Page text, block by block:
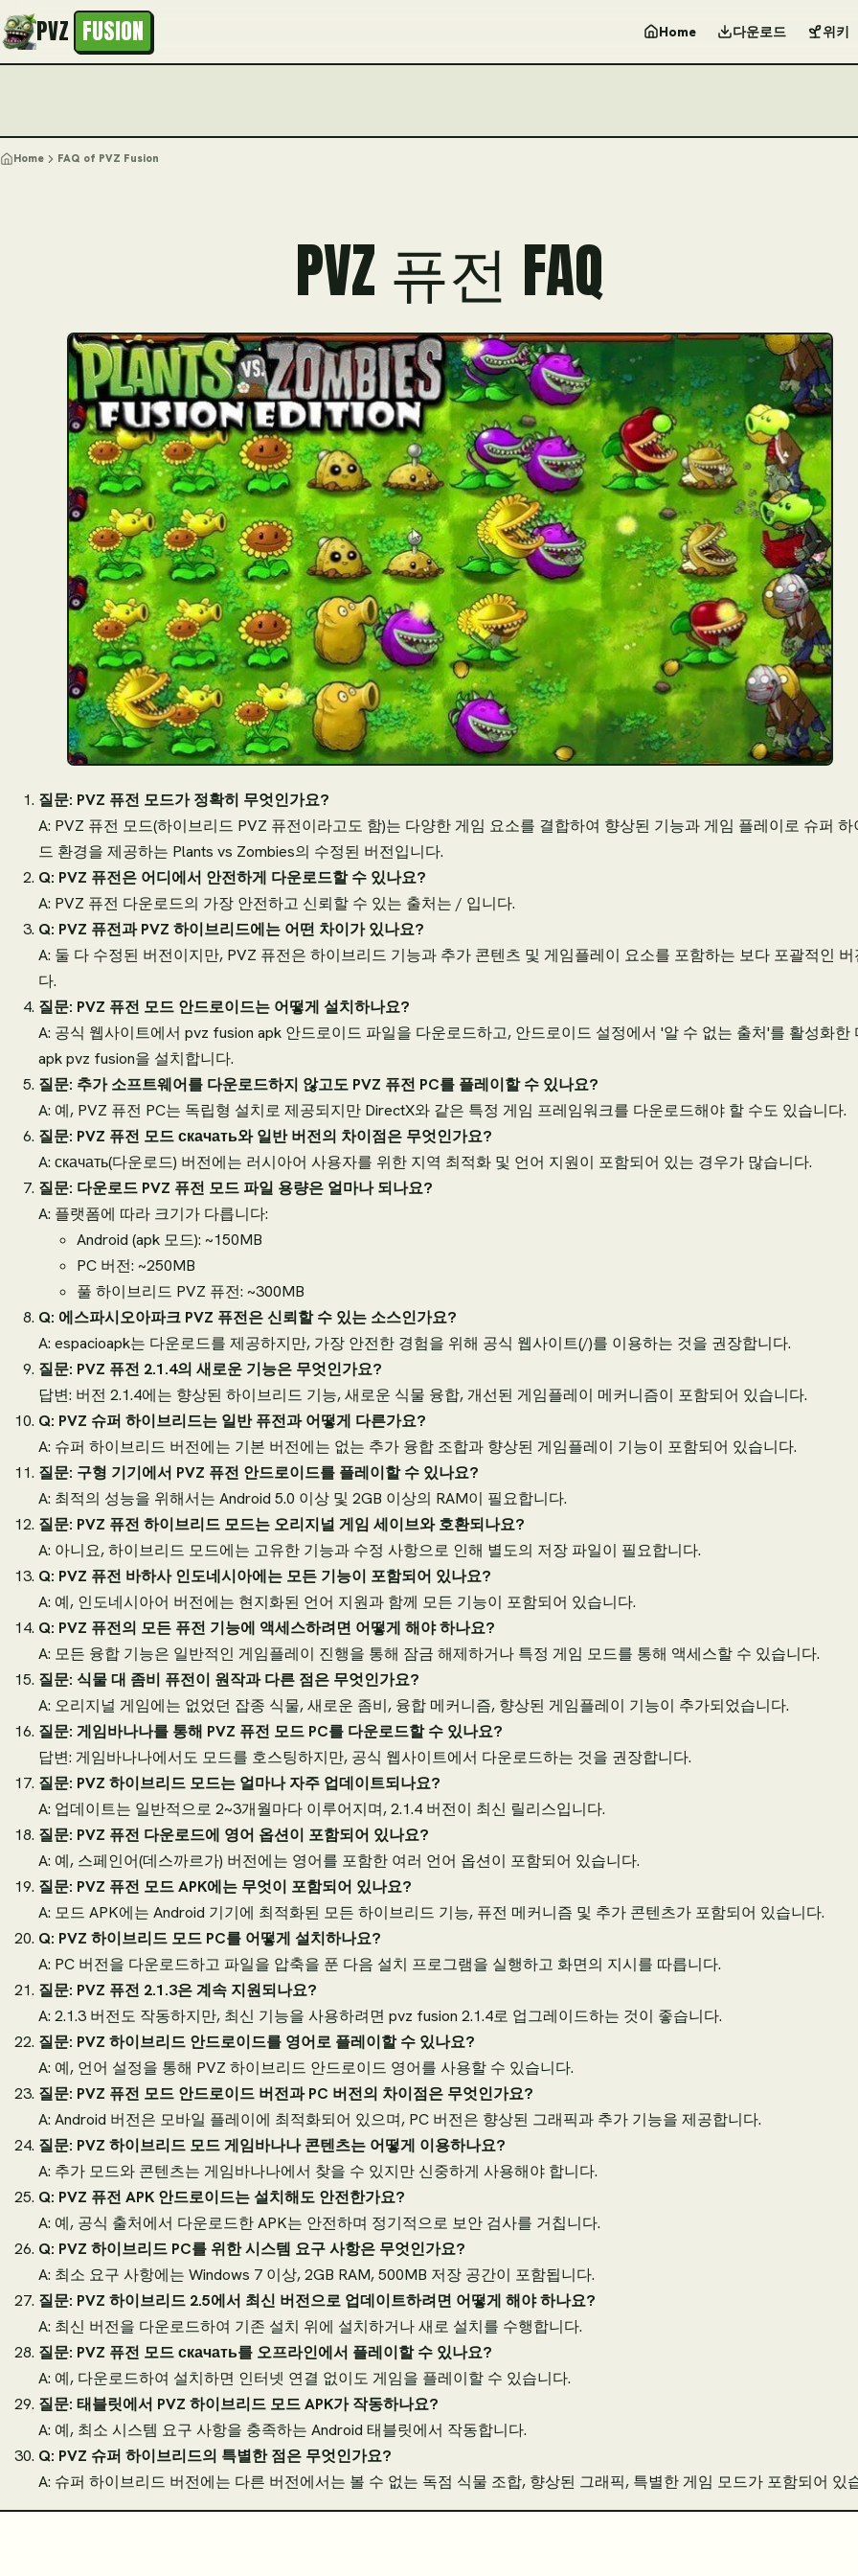
PVZ FUSION Home 다운로드 위키
Home FAQ of PVZ Fusion
PVZ 퓨전 FAQ
질문: PVZ 퓨전 모드가 정확히 무엇인가요?
A: PVZ 퓨전 모드(하이브리드 PVZ 퓨전이라고도 함)는 다양한 게임 요소를 결합하여 향상된 기능과 게임 플레이로 슈퍼
드 환경을 제공하는 Plants vs Zombies의 수정된 버전입니다.
Q: PVZ 퓨전은 어디에서 안전하게 다운로드할 수 있나요?
A: PVZ 퓨전 다운로드의 가장 안전하고 신뢰할 수 있는 출처는 / 입니다.
Q: PVZ 퓨전과 PVZ 하이브리드에는 어떤 차이가 있나요?
A: 둘 다 수정된 버전이지만, PVZ 퓨전은 하이브리드 기능과 추가 콘텐츠 및 게임플레이 요소를 포함하는 보다 포괄적인
다.
질문: PVZ 퓨전 모드 안드로이드는 어떻게 설치하나요?
A: 공식 웹사이트에서 pvz fusion apk 안드로이드 파일을 다운로드하고, 안드로이드 설정에서 '알 수 없는 출처'를 활성화한
apk pvz fusion을 설치합니다.
질문: 추가 소프트웨어를 다운로드하지 않고도 PVZ 퓨전 PC를 플레이할 수 있나요?
A: 예, PVZ 퓨전 PC는 독립형 설치로 제공되지만 DirectX와 같은 특정 게임 프레임워크를 다운로드해야 할 수도 있습니다.
질문: PVZ 퓨전 모드 скачать와 일반 버전의 차이점은 무엇인가요?
A: скачать(다운로드) 버전에는 러시아어 사용자를 위한 지역 최적화 및 언어 지원이 포함되어 있는 경우가 많습니다.
질문: 다운로드 PVZ 퓨전 모드 파일 용량은 얼마나 되나요?
A: 플랫폼에 따라 크기가 다릅니다:
Android (apk 모드): ~150MB
PC 버전: ~250MB
풀 하이브리드 PVZ 퓨전: ~300MB
Q: 에스파시오아파크 PVZ 퓨전은 신뢰할 수 있는 소스인가요?
A: espacioapk는 다운로드를 제공하지만, 가장 안전한 경험을 위해 공식 웹사이트(/)를 이용하는 것을 권장합니다.
질문: PVZ 퓨전 2.1.4의 새로운 기능은 무엇인가요?
답변: 버전 2.1.4에는 향상된 하이브리드 기능, 새로운 식물 융합, 개선된 게임플레이 메커니즘이 포함되어 있습니다.
Q: PVZ 슈퍼 하이브리드는 일반 퓨전과 어떻게 다른가요?
A: 슈퍼 하이브리드 버전에는 기본 버전에는 없는 추가 융합 조합과 향상된 게임플레이 기능이 포함되어 있습니다.
질문: 구형 기기에서 PVZ 퓨전 안드로이드를 플레이할 수 있나요?
A: 최적의 성능을 위해서는 Android 5.0 이상 및 2GB 이상의 RAM이 필요합니다.
질문: PVZ 퓨전 하이브리드 모드는 오리지널 게임 세이브와 호환되나요?
A: 아니요, 하이브리드 모드에는 고유한 기능과 수정 사항으로 인해 별도의 저장 파일이 필요합니다.
Q: PVZ 퓨전 바하사 인도네시아에는 모든 기능이 포함되어 있나요?
A: 예, 인도네시아어 버전에는 현지화된 언어 지원과 함께 모든 기능이 포함되어 있습니다.
Q: PVZ 퓨전의 모든 퓨전 기능에 액세스하려면 어떻게 해야 하나요?
A: 모든 융합 기능은 일반적인 게임플레이 진행을 통해 잠금 해제하거나 특정 게임 모드를 통해 액세스할 수 있습니다.
질문: 식물 대 좀비 퓨전이 원작과 다른 점은 무엇인가요?
A: 오리지널 게임에는 없었던 잡종 식물, 새로운 좀비, 융합 메커니즘, 향상된 게임플레이 기능이 추가되었습니다.
질문: 게임바나나를 통해 PVZ 퓨전 모드 PC를 다운로드할 수 있나요?
답변: 게임바나나에서도 모드를 호스팅하지만, 공식 웹사이트에서 다운로드하는 것을 권장합니다.
질문: PVZ 하이브리드 모드는 얼마나 자주 업데이트되나요?
A: 업데이트는 일반적으로 2~3개월마다 이루어지며, 2.1.4 버전이 최신 릴리스입니다.
질문: PVZ 퓨전 다운로드에 영어 옵션이 포함되어 있나요?
A: 예, 스페인어(데스까르가) 버전에는 영어를 포함한 여러 언어 옵션이 포함되어 있습니다.
질문: PVZ 퓨전 모드 APK에는 무엇이 포함되어 있나요?
A: 모드 APK에는 Android 기기에 최적화된 모든 하이브리드 기능, 퓨전 메커니즘 및 추가 콘텐츠가 포함되어 있습니다.
Q: PVZ 하이브리드 모드 PC를 어떻게 설치하나요?
A: PC 버전을 다운로드하고 파일을 압축을 푼 다음 설치 프로그램을 실행하고 화면의 지시를 따릅니다.
질문: PVZ 퓨전 2.1.3은 계속 지원되나요?
A: 2.1.3 버전도 작동하지만, 최신 기능을 사용하려면 pvz fusion 2.1.4로 업그레이드하는 것이 좋습니다.
질문: PVZ 하이브리드 안드로이드를 영어로 플레이할 수 있나요?
A: 예, 언어 설정을 통해 PVZ 하이브리드 안드로이드 영어를 사용할 수 있습니다.
질문: PVZ 퓨전 모드 안드로이드 버전과 PC 버전의 차이점은 무엇인가요?
A: Android 버전은 모바일 플레이에 최적화되어 있으며, PC 버전은 향상된 그래픽과 추가 기능을 제공합니다.
질문: PVZ 하이브리드 모드 게임바나나 콘텐츠는 어떻게 이용하나요?
A: 추가 모드와 콘텐츠는 게임바나나에서 찾을 수 있지만 신중하게 사용해야 합니다.
Q: PVZ 퓨전 APK 안드로이드는 설치해도 안전한가요?
A: 예, 공식 출처에서 다운로드한 APK는 안전하며 정기적으로 보안 검사를 거칩니다.
Q: PVZ 하이브리드 PC를 위한 시스템 요구 사항은 무엇인가요?
A: 최소 요구 사항에는 Windows 7 이상, 2GB RAM, 500MB 저장 공간이 포함됩니다.
질문: PVZ 하이브리드 2.5에서 최신 버전으로 업데이트하려면 어떻게 해야 하나요?
A: 최신 버전을 다운로드하여 기존 설치 위에 설치하거나 새로 설치를 수행합니다.
질문: PVZ 퓨전 모드 скачать를 오프라인에서 플레이할 수 있나요?
A: 예, 다운로드하여 설치하면 인터넷 연결 없이도 게임을 플레이할 수 있습니다.
질문: 태블릿에서 PVZ 하이브리드 모드 APK가 작동하나요?
A: 예, 최소 시스템 요구 사항을 충족하는 Android 태블릿에서 작동합니다.
Q: PVZ 슈퍼 하이브리드의 특별한 점은 무엇인가요?
A: 슈퍼 하이브리드 버전에는 다른 버전에서는 볼 수 없는 독점 식물 조합, 향상된 그래픽, 특별한 게임 모드가 포함되어 있